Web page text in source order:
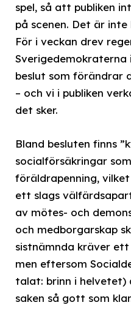
spel, så att publiken
på scenen. Det är
För i veckan drev
Sverigedemokraterna
beslut som förändrar
– och vi i publiken
det sker.
Bland besluten finns
socialförsäkringar
föräldrapenning,
ett slags
av mötes- och
och medborgarskap
sistnämnda kräver
men eftersom
talat: brinn i helvetet)
saken så gott som